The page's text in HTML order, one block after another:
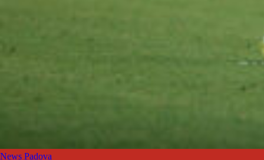
News Padova